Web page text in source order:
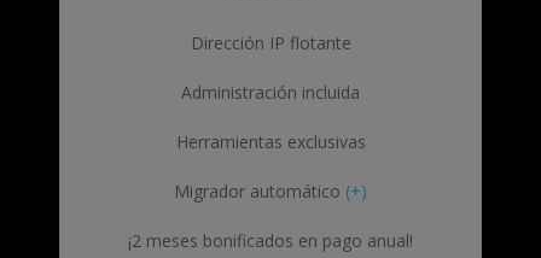
Dirección IP flotante
Administración incluida
Herramientas exclusivas
Migrador automático (+)
¡2 meses bonificados en pago anual!